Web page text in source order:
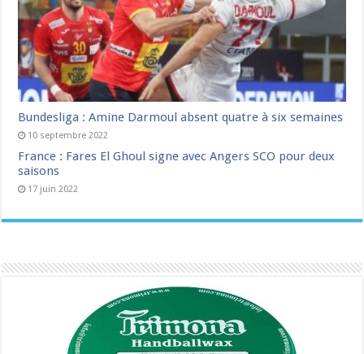
Bundesliga : Amine Darmoul absent quatre à six semaines
10 septembre 2022
France : Fares El Ghoul signe avec Angers SCO pour deux
saisons
17 juin 2022